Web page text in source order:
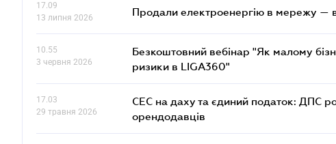
17.09
13 липня 2026
Продали електроенергію в мережу —
10.55
3 червня 2026
Безкоштовний вебінар "Як малому
ризики в LIGA360"
17.03
29 травня 2026
СЕС на даху та єдиний податок: ДПС
орендодавців